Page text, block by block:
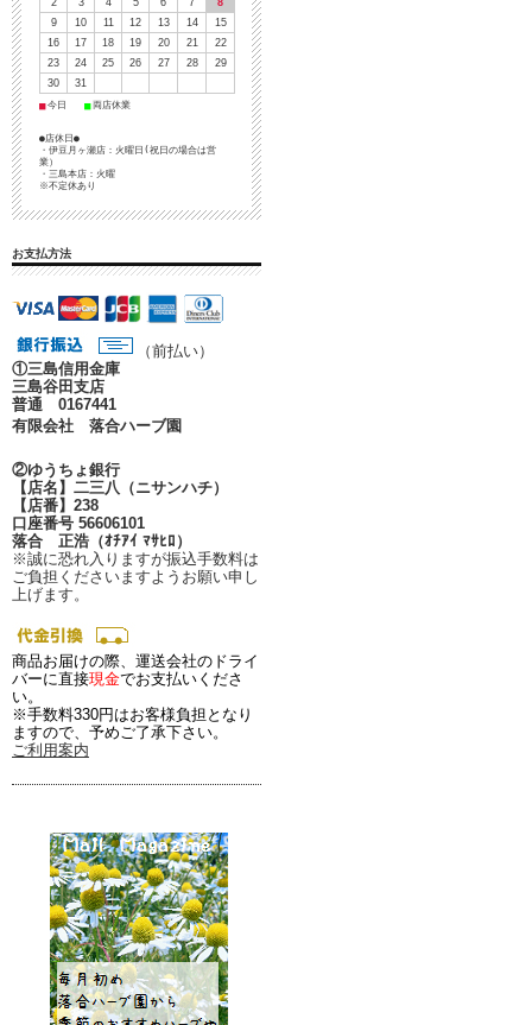
2 3 4 5 6 7
8
9
10 11 12 13 14
15
16
17 18 19 20 21
22
23
24 25 26 27 28
29
30
31
■ 今日 ■ 両店休業
●店休日●
・伊豆月ヶ瀬店：火曜日(祝日の場合は営
業）
・三島本店：火曜
※不定休あり
お支払方法
（前払い）
①三島信用金庫
三島谷田支店
普通 0167441
有限会社 落合ハーブ園
②ゆうちょ銀行
【店名】二三八（ニサンハチ）
【店番】238
口座番号 56606101
落合 正浩（ｵﾁｱｲ ﾏｻﾋﾛ）
※誠に恐れ入りますが振込手数料は
ご負担くださいますようお願い申し
上げます。
商品お届けの際、運送会社のドライ
バーに直接現金でお支払いくださ
い。
※手数料330円はお客様負担となり
ますので、予めご了承下さい。
ご利用案内